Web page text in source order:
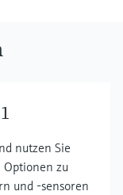
nutzen Sie
zu
und -sensoren